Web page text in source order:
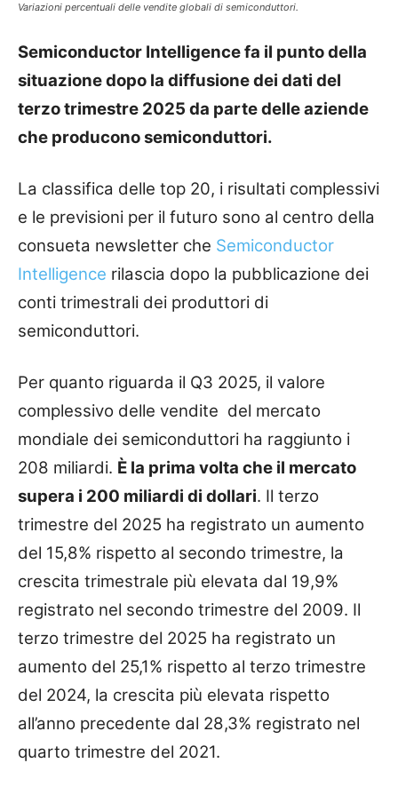
Variazioni percentuali delle vendite globali di semiconduttori.
Semiconductor Intelligence fa il punto della
situazione dopo la diffusione dei dati del
terzo trimestre 2025 da parte delle aziende
che producono semiconduttori.
La classifica delle top 20, i risultati complessivi
e le previsioni per il futuro sono al centro della
consueta newsletter che Semiconductor
Intelligence rilascia dopo la pubblicazione dei
conti trimestrali dei produttori di
semiconduttori.
Per quanto riguarda il Q3 2025, il valore
complessivo delle vendite del mercato
mondiale dei semiconduttori ha raggiunto i
208 miliardi. È la prima volta che il mercato
supera i 200 miliardi di dollari. Il terzo
trimestre del 2025 ha registrato un aumento
del 15,8% rispetto al secondo trimestre, la
crescita trimestrale più elevata dal 19,9%
registrato nel secondo trimestre del 2009. Il
terzo trimestre del 2025 ha registrato un
aumento del 25,1% rispetto al terzo trimestre
del 2024, la crescita più elevata rispetto
all’anno precedente dal 28,3% registrato nel
quarto trimestre del 2021.